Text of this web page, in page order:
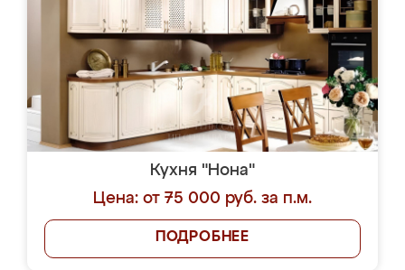
Кухня "Нона"
Цена: от 75 000 руб. за п.м.
ПОДРОБНЕЕ